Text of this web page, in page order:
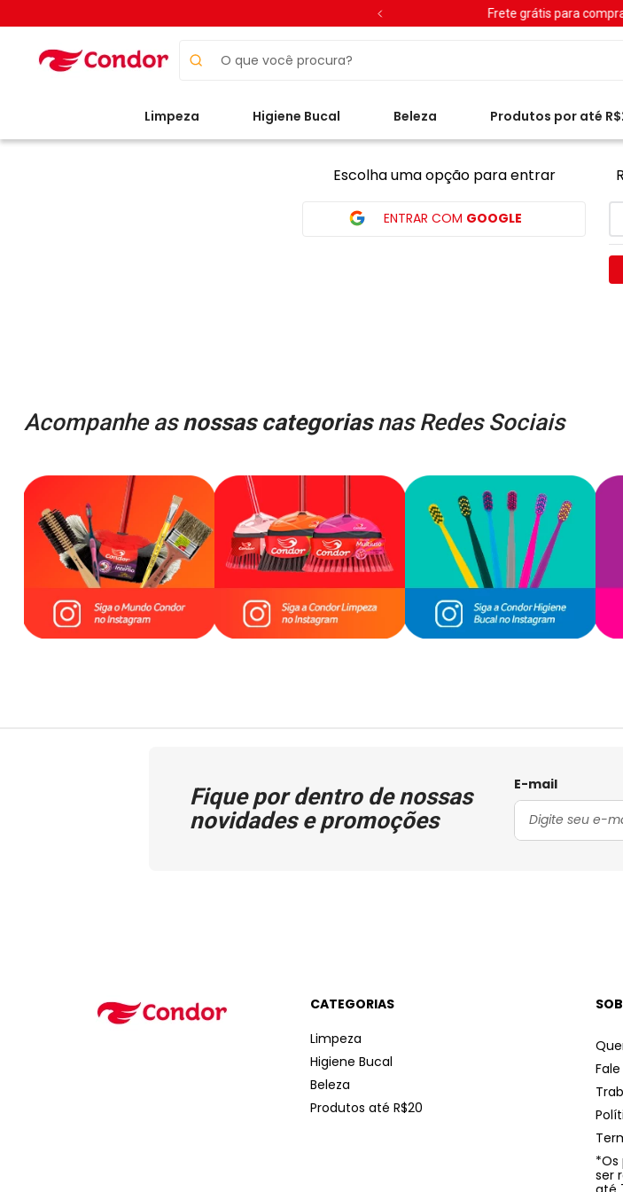
Frete grátis para
Limpeza Higiene Bucal Beleza Produtos por até
Escolha uma opção para entrar
ENTRAR COM GOOGLE
Acompanhe asnossas categoriasnas Redes Sociais
Fique por dentro de nossas
novidades e promoções
E-mail
CATEGORIAS
Limpeza
Higiene Bucal
Beleza
Produtos até R$20
ser